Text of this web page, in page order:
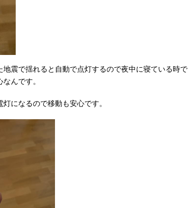
震で揺れると自動で点灯するので夜中に寝ている時で
んです。
になるので移動も安心です。